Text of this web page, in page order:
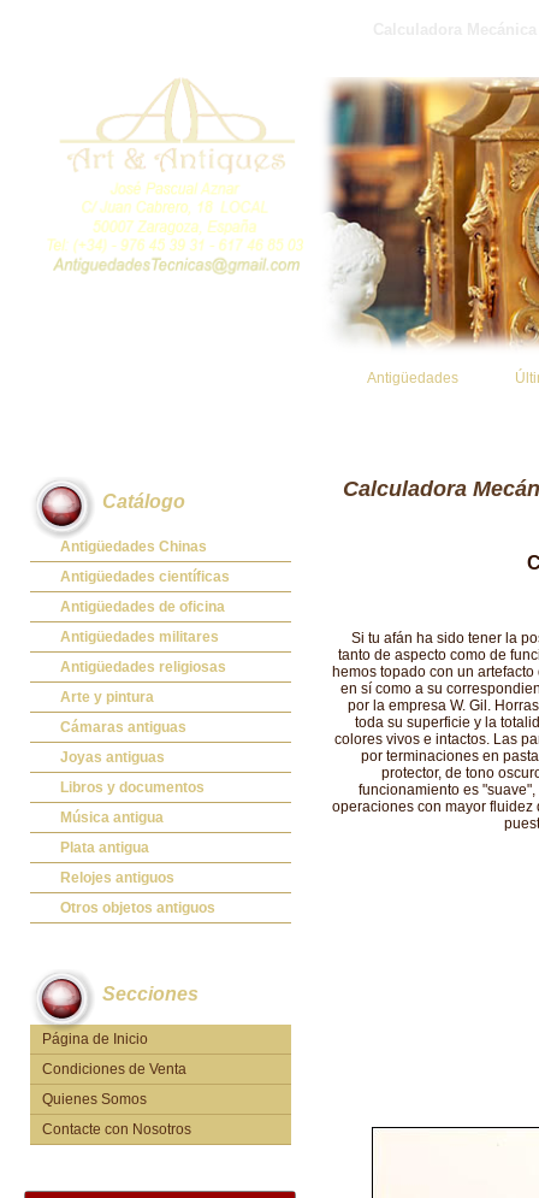
Antigüedades
Catálogo
Antigüedades Chinas
Antigüedades Chinas
Antigüedades científicas
Antigüedades científicas
Antigüedades de oficina
Máquinas de escribir antiguas
Calculadoras antiguas
Teléfonos y Telégrafos antiguos
Antigüedades militares
Espadas antiguas
Medallas y condecoraciones
Cascos militares
Otros artículos militares
Antigüedades religiosas
Antigüedades religiosas
Arte y pintura
Pintura antigua
Pintura contemporánea
Grabados antiguos y mapas
Cámaras antiguas
Cámaras antiguas
Joyas antiguas
Joyas antiguas
Libros y documentos
Libros antiguos
Fotografia antigua
Publicaciones antiguas
Música antigua
Gramófonos antiguos
Cajas de música antiguas
Radios antiguas
Plata antigua
Plata antigua
Relojes antiguos
Relojes sobremesa antiguos
Relojes de bolsillo antiguos
Relojes de pulsera antiguos
Otros objetos antiguos
Secciones
Página de Inicio
Condiciones de Venta
Quienes Somos
Contacte con Nosotros
Calculadora
Si tu afán ha sido tener la
tanto de aspecto como de
hemos topado con un
en sí como a su
por la empresa W. Gil.
toda su superficie y la
colores vivos e intactos. Las
por terminaciones en
protector, de tono
funcionamiento es
operaciones con mayor